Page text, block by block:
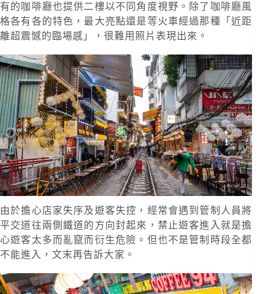
有的咖啡廳也提供二樓以不同角度視野。除了咖啡廳風
格各有各的特色，最大亮點還是等火車經過那種「近距
離超震憾的臨場感」，很難用照片表現出來。
由於擔心店家失序及遊客失控，經常會遇到管制人員將
平交道往兩側鐵道的方向封起來，禁止遊客進入就是擔
心遊客太多而亂竄而衍生危險。但也不是管制時段全都
不能進入，文末再告訴大家。